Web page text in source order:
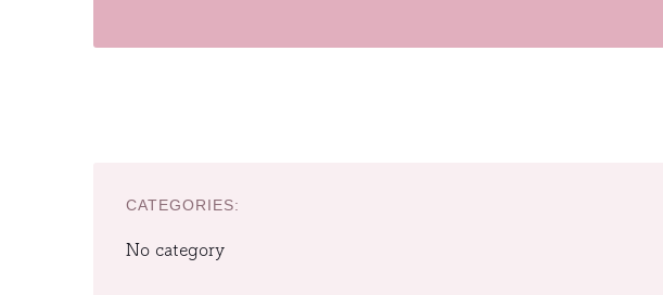
CATEGORIES:
No category